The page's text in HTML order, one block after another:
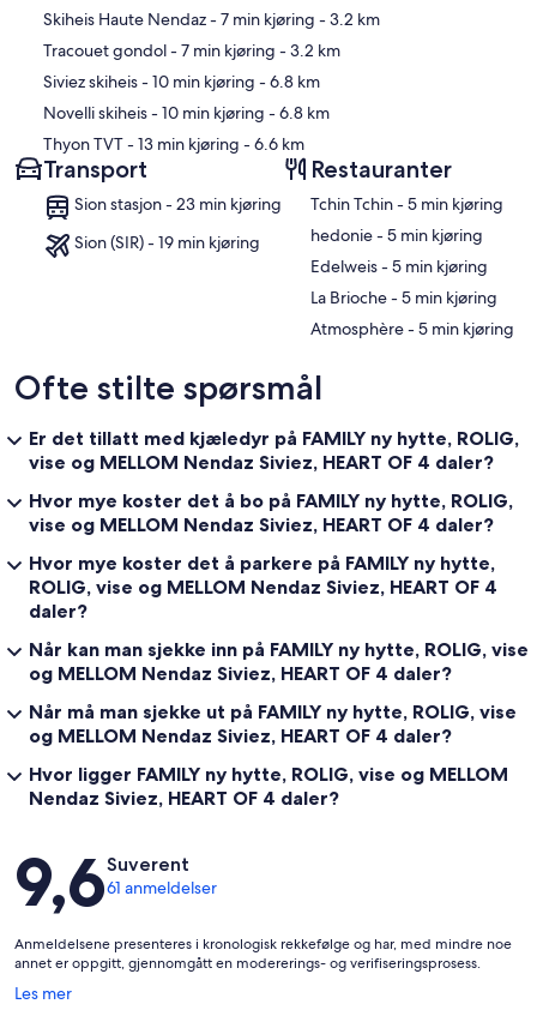
Kart
Skiheis Haute Nendaz- 7 min kjøring - 3.2 km
Tracouet gondol- 7 min kjøring - 3.2 km
Siviez skiheis- 10 min kjøring - 6.8 km
Novelli skiheis- 10 min kjøring - 6.8 km
Thyon TVT- 13 min kjøring - 6.6 km
Transport
Sion stasjon - 23 min kjøring
Sion (SIR) - 19 min kjøring
Restauranter
‪Tchin Tchin - ‬5 min kjøring
‪hedonie - ‬5 min kjøring
‪Edelweis - ‬5 min kjøring
‪La Brioche - ‬5 min kjøring
‪Atmosphère - ‬5 min kjøring
Ofte stilte spørsmål
Er det tillatt med kjæledyr på FAMILY ny hytte, ROLIG,
vise og MELLOM Nendaz Siviez, HEART OF 4 daler?
Hvor mye koster det å bo på FAMILY ny hytte, ROLIG,
vise og MELLOM Nendaz Siviez, HEART OF 4 daler?
Hvor mye koster det å parkere på FAMILY ny hytte,
ROLIG, vise og MELLOM Nendaz Siviez, HEART OF 4
daler?
Når kan man sjekke inn på FAMILY ny hytte, ROLIG, vise
og MELLOM Nendaz Siviez, HEART OF 4 daler?
Når må man sjekke ut på FAMILY ny hytte, ROLIG, vise
og MELLOM Nendaz Siviez, HEART OF 4 daler?
Hvor ligger FAMILY ny hytte, ROLIG, vise og MELLOM
Nendaz Siviez, HEART OF 4 daler?
Anmeldelser
9,6Suverent
61 anmeldelser
Anmeldelsene presenteres i kronologisk rekkefølge og har, med mindre noe
annet er oppgitt, gjennomgått en modererings- og verifiseringsprosess.
Les mer
Åpnes